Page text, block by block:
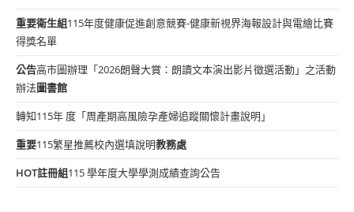
重要衛生組115年度健康促進創意競賽-健康新視界海報設計與電繪比賽
得獎名單
公告高市圖辦理「2026朗聲大賞：朗讀文本演出影片徵選活動」之活動
辦法圖書館
轉知115年 度「周產期高風險孕產婦追蹤關懷計畫說明」
重要115繁星推薦校內選填說明教務處
HOT註冊組115 學年度大學學測成績查詢公告